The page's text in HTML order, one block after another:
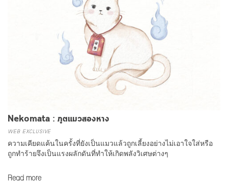
Nekomata : ภูตแมวสองหาง
WEB EXCLUSIVE
ความเคียดแค้นในครั้งที่ยังเป็นแมวแล้วถูกเลี้ยงอย่างไม่เอาใจใส่หรือ
ถูกทำร้ายจึงเป็นแรงผลักดันที่ทำให้เกิดพลังวิเศษต่างๆ
Read more